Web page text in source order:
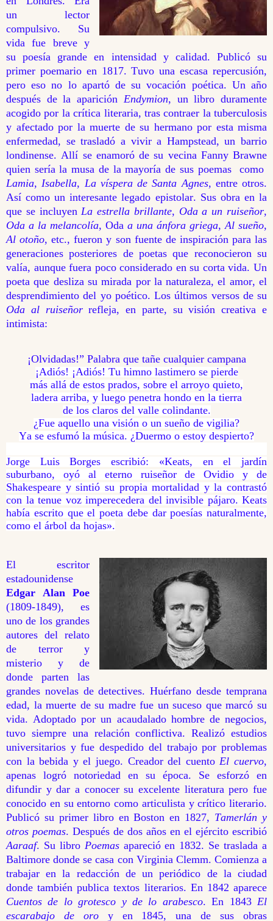
un lector
compulsivo. Su
vida fue breve y
su poesía grande en intensidad y calidad. Publicó su
primer poemario en 1817. Tuvo una escasa repercusión,
pero eso no lo apartó de su vocación poética. Un año
después de la aparición Endymion, un libro duramente
acogido por la crítica literaria, tras contraer la tuberculosis
y afectado por la muerte de su hermano por esta misma
enfermedad, se trasladó a vivir a Hampstead, un barrio
londinense. Allí se enamoró de su vecina Fanny Brawne
quien sería la musa de la mayoría de sus poemas como
Lamia, Isabella, La víspera de Santa Agnes, entre otros.
Así como un interesante legado epistolar. Sus obra en la
que se incluyen La estrella brillante, Oda a un ruiseñor,
Oda a la melancolía, Oda a una ánfora griega, Al sueño,
Al otoño, etc., fueron y son fuente de inspiración para las
generaciones posteriores de poetas que reconocieron su
valía, aunque fuera poco considerado en su corta vida. Un
poeta que desliza su mirada por la naturaleza, el amor, el
desprendimiento del yo poético. Los últimos versos de su
Oda al ruiseñorrefleja, en parte, su visión creativa e
intimista:
¡Olvidadas!” Palabra que tañe cualquier campana
¡Adiós! ¡Adiós! Tu himno lastimero se pierde
más allá de estos prados, sobre el arroyo quieto,
ladera arriba, y luego penetra hondo en la tierra
de los claros del valle colindante.
¿Fue aquello una visión o un sueño de vigilia?
Ya se esfumó la música. ¿Duermo o estoy despierto?
Jorge Luis Borges escribió: «Keats, en el jardín
suburbano, oyó al eterno ruiseñor de Ovidio y de
Shakespeare y sintió su propia mortalidad y la contrastó
con la tenue voz imperecedera del invisible pájaro. Keats
había escrito que el poeta debe dar poesías naturalmente,
como el árbol da hojas».
El escritor
estadounidense
Edgar Alan Poe
(1809-1849), es
uno de los grandes
autores del relato
de terror y
misterio y de
donde parten las
grandes novelas de detectives. Huérfano desde temprana
edad, la muerte de su madre fue un suceso que marcó su
vida. Adoptado por un acaudalado hombre de negocios,
tuvo siempre una relación conflictiva. Realizó estudios
universitarios y fue despedido del trabajo por problemas
con la bebida y el juego. Creador del cuentoEl cuervo,
apenas logró notoriedad en su época. Se esforzó en
difundir y dar a conocer su excelente literatura pero fue
conocido en su entorno como articulista y crítico literario.
Publicó su primer libro en Boston en 1827, Tamerlán y
otros poemas. Después de dos años en el ejército escribió
Aaraaf. Su libro Poemasapareció en 1832. Se traslada a
Baltimore donde se casa con Virginia Clemm. Comienza a
trabajar en la redacción de un periódico de la ciudad
donde también publica textos literarios. En 1842 aparece
Cuentos de lo grotesco y de lo arabesco. En 1843El
escarabajo de oroy en 1845, una de sus obras